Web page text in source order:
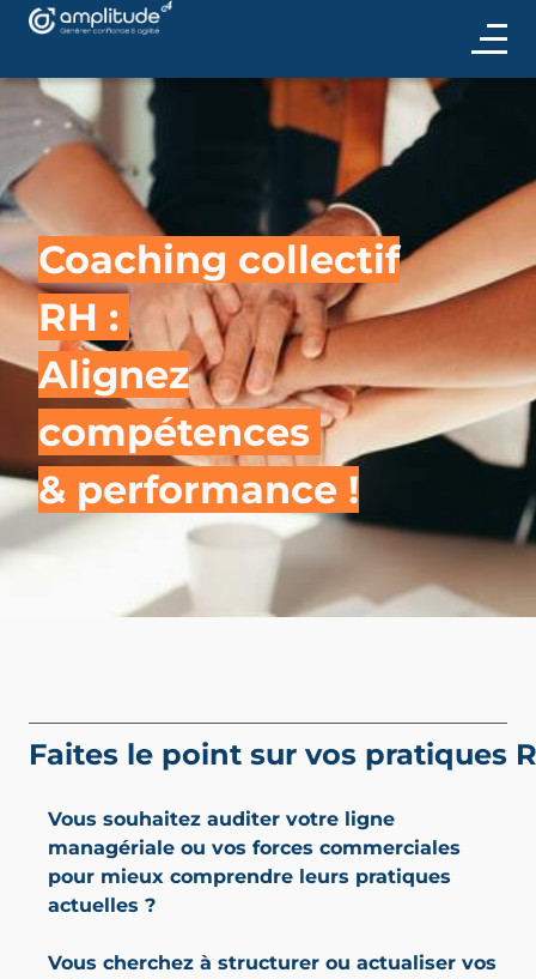
Coaching collectif
RH :
Alignez
compétences
& performance !
Faites le point sur vos pratiques
Vous souhaitez auditer votre ligne
managériale ou vos forces commerciales
pour mieux comprendre leurs pratiques
actuelles ?
Vous cherchez à structurer ou actualiser vos